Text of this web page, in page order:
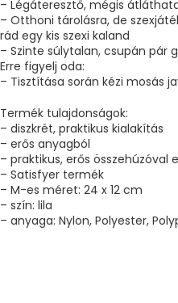
– Légáteresztő, mégis
– Otthoni tárolásra, de
rád egy kis szexi kaland
– Szinte súlytalan, csupán pár
Erre figyelj oda:
– Tisztítása során kézi mosás
Termék tulajdonságok:
– diszkrét, praktikus kialakítás
– erős anyagból
– praktikus, erős összehúzóval
– Satisfyer termék
– M-es méret: 24 x 12 cm
– szín: lila
– anyaga: Nylon, Polyester,